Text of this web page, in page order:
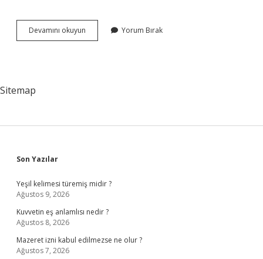
Devamını okuyun
Savaş
Yorum Bırak
Sitemap
Sidebar
Son Yazılar
Yeşil kelimesi türemiş midir ?
Ağustos 9, 2026
Kuvvetin eş anlamlısı nedir ?
Ağustos 8, 2026
Mazeret izni kabul edilmezse ne olur ?
Ağustos 7, 2026